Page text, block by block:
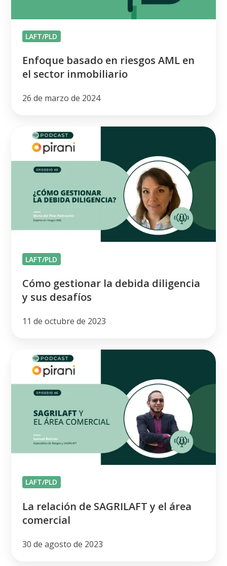
LAFT/PLD
Enfoque basado en riesgos AML en
el sector inmobiliario
26 de marzo de 2024
Cómo
gestionar
la
debida
diligencia
desafíos
LAFT/PLD
Cómo gestionar la debida diligencia
y sus desafíos
11 de octubre de 2023
relación
de
SAGRILAFT
comercial
LAFT/PLD
La relación de SAGRILAFT y el área
comercial
30 de agosto de 2023